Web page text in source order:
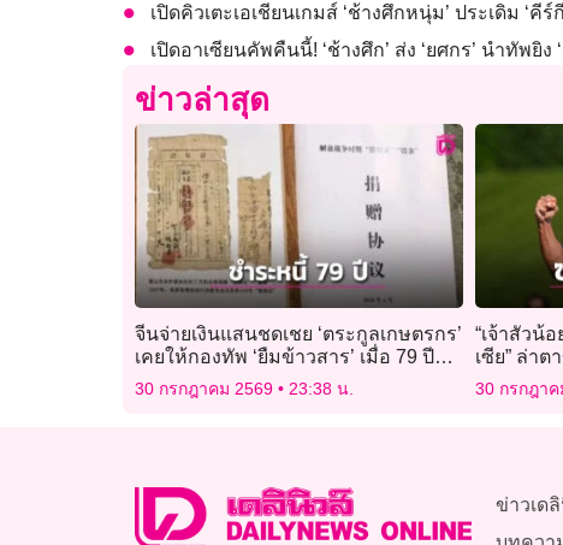
เปิดคิวเตะเอเชียนเกมส์ ‘ช้างศึกหนุ่ม’ ประเดิม ‘คี
เปิดอาเซียนคัพคืนนี้! ‘ช้างศึก’ ส่ง ‘ยศกร’ นำทัพยิง ‘
ข่าวล่าสุด
จีนจ่ายเงินแสนชดเชย ‘ตระกูลเกษตรกร’
เคยให้กองทัพ ‘ยืมข้าวสาร’ เมื่อ 79 ปี
ก่อน
30 กรกฎาคม 2569 23:38 น.
“เจ้าสัวน้
เซีย” ล่าต
30 กรกฎา
ข่าวเด